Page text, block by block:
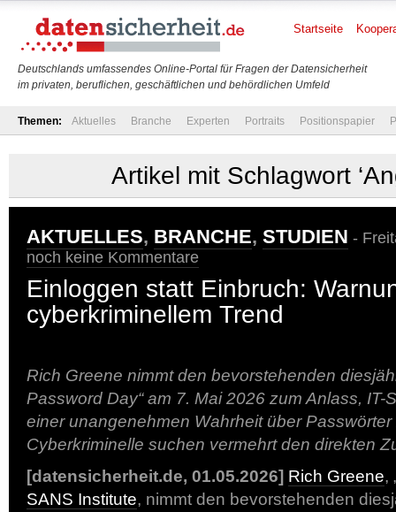
Deutschlands umfassendes Online-Portal für Fragen der Datensicherheit
im privaten, beruflichen, geschäftlichen und behördlichen Umfeld
Startseite
Themen: Aktuelles Branche Experten Portraits Positionspapier
Artikel mit Schlagwort
AKTUELLES, BRANCHE, STUDIEN -
noch keine Kommentare
Einloggen statt Einbruch:
cyberkriminellem Trend
Rich Greene nimmt den bevorstehenden
Password Day“ am 7. Mai 2026 zum Anlass, IT-
einer unangenehmen Wahrheit über
Cyberkriminelle suchen vermehrt den direkten
[datensicherheit.de, 01.05.2026] Rich Greene,
SANS Institute, nimmt den bevorstehenden